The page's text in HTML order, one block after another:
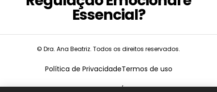
Essencial?
© Dra. Ana Beatriz. Todos os direitos reservados.
Política de PrivacidadeTermos de uso
CNPJ:19.675.026/0001-68